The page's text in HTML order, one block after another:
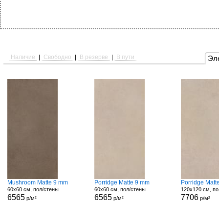
Наличие Свободно В резерве В пути
Mushroom Matte 9 mm
60x60 см, пол/стены
6565 р/м²
Porridge Matte 9 mm
60x60 см, пол/стены
6565р/м²
Porridge
120x120 см,
7706р/м²